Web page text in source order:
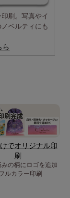
刷。写真やイ
ベルティにも
ら
でオリジナル印
刷
の柄にロゴを追加
ルカラー印刷